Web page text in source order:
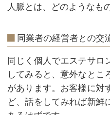
人脈とは、どのようなも
同業者の経営者との交
同じく個人でエステサロ
してみると、意外なとこ
があります。お客様に対
ど、話をしてみれば新鮮